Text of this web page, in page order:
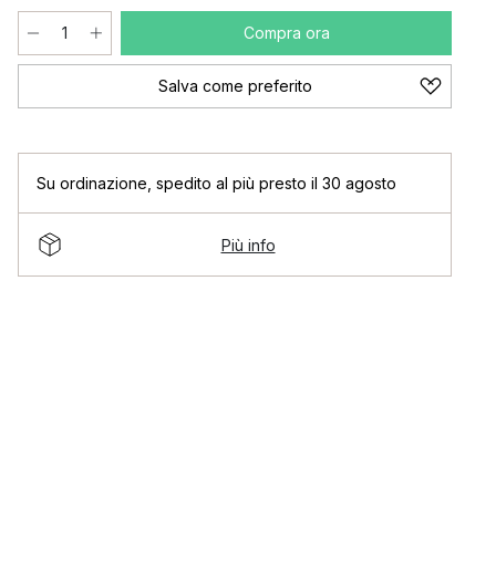
Compra ora
Salva come preferito
Su ordinazione spedito al più presto il 30 agosto
Più info